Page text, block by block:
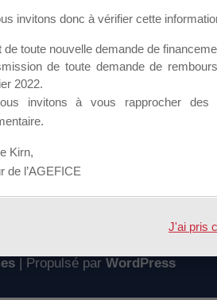
pour pouvoir rejoindre ce groupe
DPC mallette du
| Propulsé par WordPress
invitons donc à vérifier cette
de toute nouvelle demande de
de toute demande de
2022.
invitons à vous rapprocher des
Kirn,
de l’AGEFICE
J'ai pris